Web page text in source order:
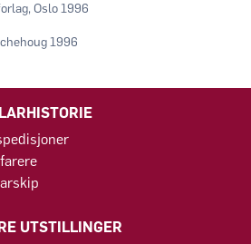
Oslo 1996
1996
UTSTILLINGER